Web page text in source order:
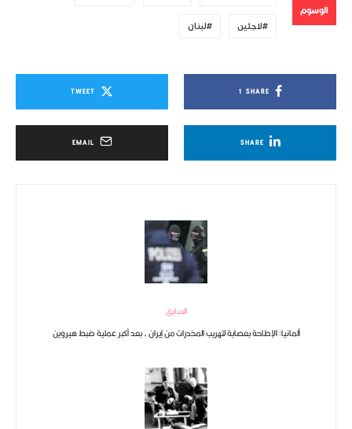
الوسوم
لاجئين لبنان
SHARE
1
TWEET
SHARE
EMAIL
السابق
ألمانيا: الإطاحة بعصابة لتهريب المخدرات من إيران ، بعد أكبر عملية ضبط هيروين